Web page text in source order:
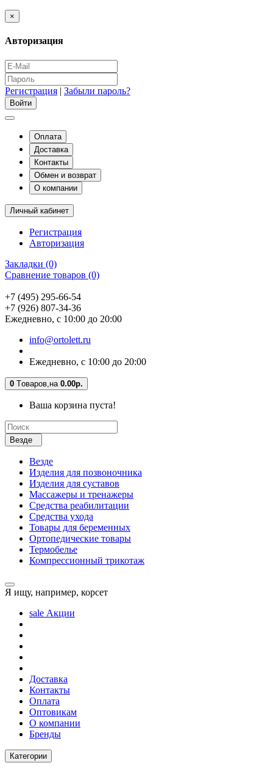
×
Авторизация
Регистрация | Забыли пароль?
Оплата
Доставка
Контакты
Обмен и возврат
О компании
Личный кабинет
Регистрация
Авторизация
Закладки (0)
Сравнение товаров (0)
+7 (495) 295-66-54
+7 (926) 807-34-36
Ежедневно, с 10:00 до 20:00
info@ortolett.ru
Ежедневно, с 10:00 до 20:00
0 Tоваров, на 0.00р.
Ваша корзина пуста!
Везде
Везде
Изделия для позвоночника
Изделия для суставов
Массажеры и тренажеры
Средства реабилитации
Средства ухода
Товары для беременных
Ортопедические товары
Термобелье
Компрессионный трикотаж
Я ищу, например, корсет
sale Акции
Доставка
Контакты
Оплата
Оптовикам
О компании
Бренды
Категории